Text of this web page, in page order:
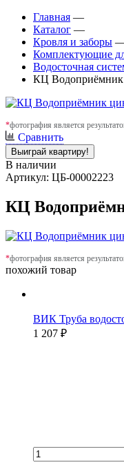
Главная —
Каталог —
Кровля и заборы
Комплектующие
Водосточная
КЦ
*фотография является
Сравнить
Выиграй квартиру!
В наличии
Артикул: ЦБ-00002223
КЦ
*фотография является
похожий товар
ВИК Труба
1 207 ₽